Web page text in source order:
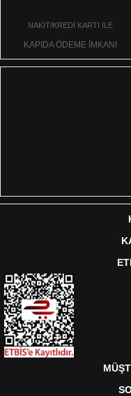
NAKİT/KREDİ KARTI İLE
KAPIDA ÖDEME İMKANI